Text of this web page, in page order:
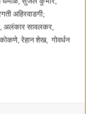
अहिरवाडगी;
अलंकार सावलकर,
रेहान शेख, गोवर्धन